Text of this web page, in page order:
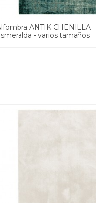
ANTIK CHENILLA
- varios tamaños